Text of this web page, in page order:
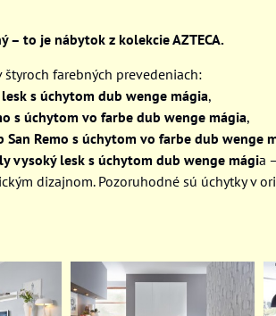
– to je nábytok z kolekcie AZTECA.
štyroch farebných prevedeniach:
s úchytom dub wenge mágia,
s úchytom vo farbe dub wenge mágia,
San Remo s úchytom vo farbe dub wenge
vysoký lesk s úchytom dub wenge mágia
dizajnom. Pozoruhodné sú úchytky v